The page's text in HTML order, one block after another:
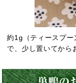
約1g（ティースプ
で、少し置いてから